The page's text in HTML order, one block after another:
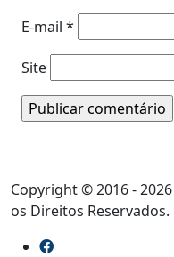
E-mail *
Site
Copyright © 2016 - 2026
os Direitos Reservados.